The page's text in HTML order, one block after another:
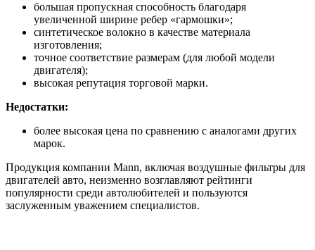
большая пропускная способность благодаря
увеличенной ширине ребер «гармошки»;
синтетическое волокно в качестве материала
изготовления;
точное соответствие размерам (для любой модели
двигателя);
высокая репутация торговой марки.
Недостатки:
более высокая цена по сравнению с аналогами других
марок.
Продукция компании Mann, включая воздушные фильтры для
двигателей авто, неизменно возглавляют рейтинги
популярности среди автолюбителей и пользуются
заслуженным уважением специалистов.